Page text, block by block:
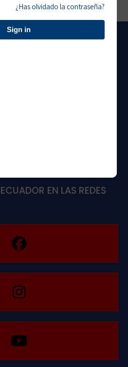
de 20 años de experiencia
miles de ecuatorianos,
de élite y globales.
EN LAS REDES
¿Has olvidado la contraseña?
Sign in